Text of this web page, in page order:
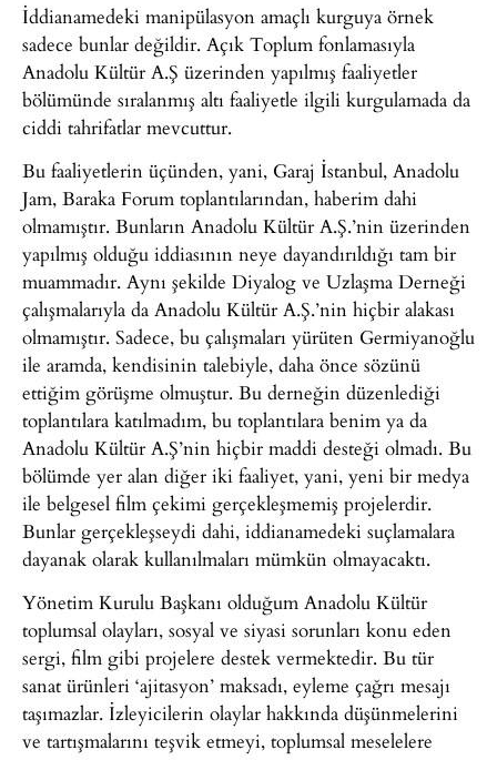
İddianamedeki manipülasyon amaçlı kurguya örnek
sadece bunlar değildir. Açık Toplum fonlamasıyla
Anadolu Kültür A.Ş üzerinden yapılmış faaliyetler
bölümünde sıralanmış altı faaliyetle ilgili kurgulamada da
ciddi tahrifatlar mevcuttur.
Bu faaliyetlerin üçünden, yani, Garaj İstanbul, Anadolu
Jam, Baraka Forum toplantılarından, haberim dahi
olmamıştır. Bunların Anadolu Kültür A.Ş.’nin üzerinden
yapılmış olduğu iddiasının neye dayandırıldığı tam bir
muammadır. Aynı şekilde Diyalog ve Uzlaşma Derneği
çalışmalarıyla da Anadolu Kültür A.Ş.’nin hiçbir alakası
olmamıştır. Sadece, bu çalışmaları yürüten Germiyanoğlu
ile aramda, kendisinin talebiyle, daha önce sözünü
ettiğim görüşme olmuştur. Bu derneğin düzenlediği
toplantılara katılmadım, bu toplantılara benim ya da
Anadolu Kültür A.Ş’nin hiçbir maddi desteği olmadı. Bu
bölümde yer alan diğer iki faaliyet, yani, yeni bir medya
ile belgesel film çekimi gerçekleşmemiş projelerdir.
Bunlar gerçekleşseydi dahi, iddianamedeki suçlamalara
dayanak olarak kullanılmaları mümkün olmayacaktı.
Yönetim Kurulu Başkanı olduğum Anadolu Kültür
toplumsal olayları, sosyal ve siyasi sorunları konu eden
sergi, film gibi projelere destek vermektedir. Bu tür
sanat ürünleri ‘ajitasyon’ maksadı, eyleme çağrı mesajı
taşımazlar. İzleyicilerin olaylar hakkında düşünmelerini
ve tartışmalarını teşvik etmeyi, toplumsal meselelere